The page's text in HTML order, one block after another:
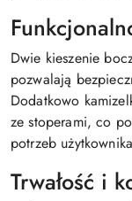
Dwie kieszenie
pozwalają
Dodatkowo
ze stoperami, co
potrzeb
Trwałość i